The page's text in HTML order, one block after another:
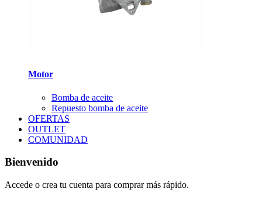
Motor
Bomba de aceite
Repuesto bomba de aceite
OFERTAS
OUTLET
COMUNIDAD
Bienvenido
Accede o crea tu cuenta para comprar más rápido.